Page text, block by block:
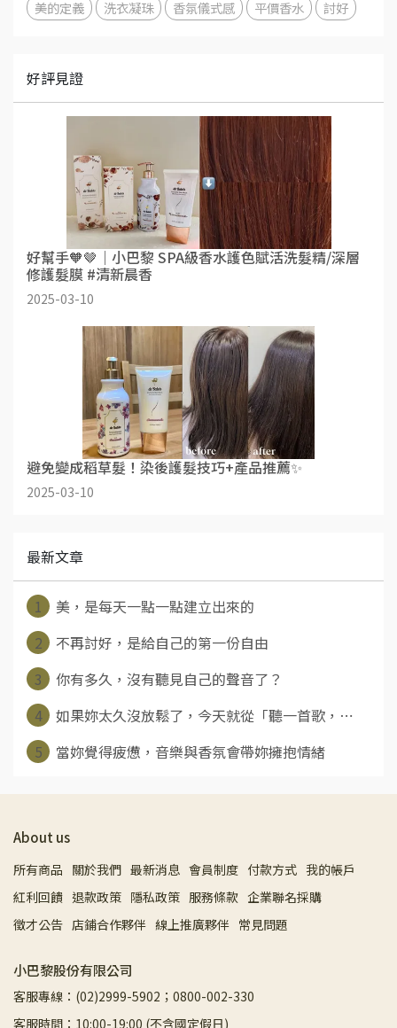
美的定義
洗衣凝珠 香氛儀式感 平價香水 討好
好評見證
好幫手🧡🤎｜小巴黎 SPA級香水護色賦活洗髮精/深層
修護髮膜 #清新晨香
2025-03-10
避免變成稻草髮！染後護髮技巧+產品推薦✨
2025-03-10
最新文章
1
美，是每天一點一點建立出來的
2
不再討好，是給自己的第一份自由
3
你有多久，沒有聽見自己的聲音了？
4
如果妳太久沒放鬆了，今天就從「聽一首歌，⋯
5
當妳覺得疲憊，音樂與香氛會帶妳擁抱情緒
About us
所有商品 關於我們 最新消息 會員制度 付款方式 我的帳戶
紅利回饋 退款政策 隱私政策 服務條款 企業聯名採購
徵才公告 店鋪合作夥伴 線上推廣夥伴 常見問題
小巴黎股份有限公司
客服專線：(02)2999-5902；0800-002-330
客服時間：10:00-19:00 (不含國定假日)